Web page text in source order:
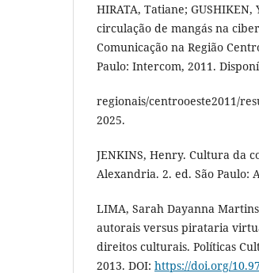
HIRATA, Tatiane;
circulação de mangás na
Comunicação na Região
Paulo: Intercom, 2011.
regionais/centrooeste2011/
2025.
JENKINS, Henry. Cultura da
Alexandria. 2. ed. São Paulo:
LIMA, Sarah Dayanna
autorais versus pirataria
direitos culturais. Políticas
2013. DOI: https://doi.org/